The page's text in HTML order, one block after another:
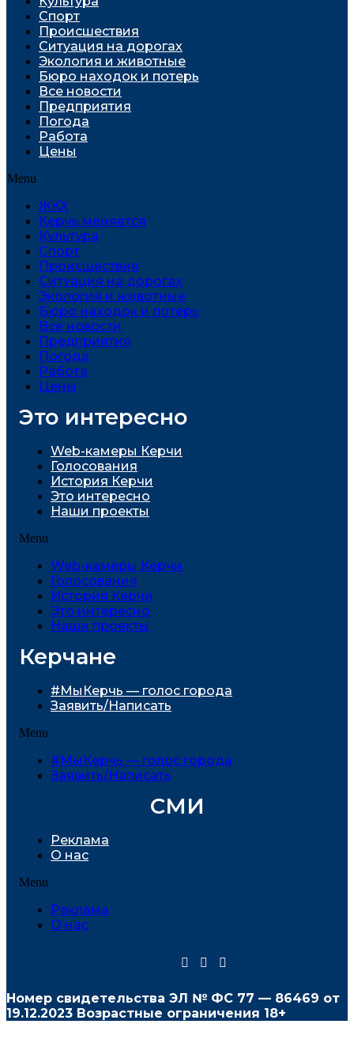
Спорт
Проиcшествия
Ситуация на дорогах
Экология и животные
Бюро находок и потерь
Все новости
Предприятия
Погода
Работа
Цены
Menu
ЖКХ
Керчь меняется
Культура
Спорт
Проиcшествия
Ситуация на дорогах
Экология и животные
Бюро находок и потерь
Все новости
Предприятия
Погода
Работа
Цены
Это интересно
Web-камеры Керчи
Голосования
История Керчи
Это интересно
Наши проекты
Menu
Web-камеры Керчи
Голосования
История Керчи
Это интересно
Наши проекты
Керчане
#МыКерчь — голос города
Заявить/Написать
Menu
#МыКерчь — голос города
Заявить/Написать
СМИ
Реклама
О нас
Menu
Реклама
О нас
Номер свидетельства ЭЛ № ФС 77 — 86469 от
19.12.2023 Возрастные ограничения 18+